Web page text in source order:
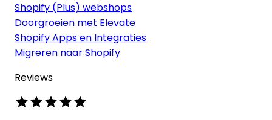
Shopify (Plus) webshops
Doorgroeien met Elevate
Shopify Apps en Integraties
Migreren naar Shopify
Reviews